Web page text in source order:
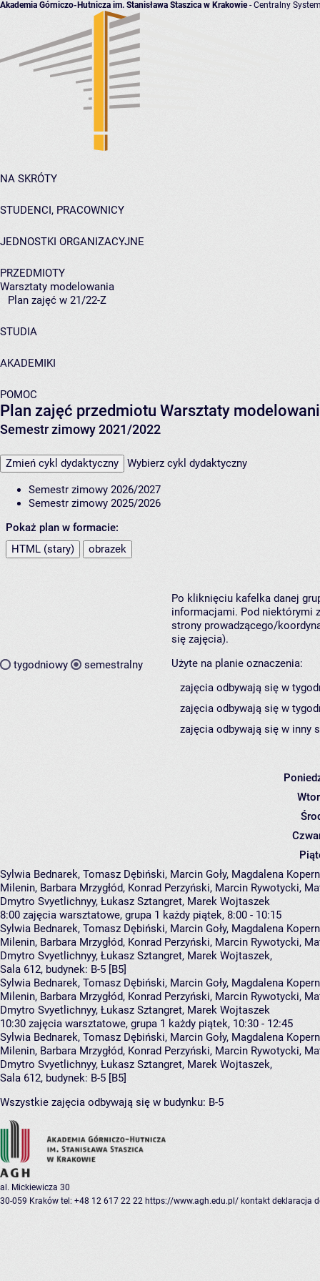
Akademia Górniczo-Hutnicza im. Stanisława Staszica w Krakowie- Centralny
NA SKRÓTY
STUDENCI, PRACOWNICY
JEDNOSTKI ORGANIZACYJNE
PRZEDMIOTY
Warsztaty modelowania
Plan zajęć w 21/22-Z
STUDIA
AKADEMIKI
POMOC
Plan zajęć przedmiotu Warsztaty
Semestr zimowy 2021/2022
Zmień cykl dydaktyczny Wybierz cykl dydaktyczny
Semestr zimowy 2026/2027
Semestr zimowy 2025/2026
Pokaż plan w formacie:
HTML (stary)
obrazek
tygodniowy semestralny
Po kliknięciu kafelka danej
informacjami. Pod niektórymi
strony prowadzącego/
się zajęcia).
Użyte na planie oznaczenia:
zajęcia odbywają się w
zajęcia odbywają się w
zajęcia odbywają się w inny
Sylwia Bednarek, Tomasz Dębiński, Marcin Goły, Magdalena
Milenin, Barbara Mrzygłód, Konrad Perzyński, Marcin Rywotycki,
Dmytro Svyetlichnyy, Łukasz Sztangret, Marek Wojtaszek
8:00 zajęcia warsztatowe, grupa 1 każdy piątek, 8:00 - 10:15
Sylwia Bednarek, Tomasz Dębiński, Marcin Goły, Magdalena
Milenin, Barbara Mrzygłód, Konrad Perzyński, Marcin Rywotycki,
Dmytro Svyetlichnyy, Łukasz Sztangret, Marek Wojtaszek,
Sala 612, budynek: B-5 [B5]
Sylwia Bednarek, Tomasz Dębiński, Marcin Goły, Magdalena
Milenin, Barbara Mrzygłód, Konrad Perzyński, Marcin Rywotycki,
Dmytro Svyetlichnyy, Łukasz Sztangret, Marek Wojtaszek
10:30 zajęcia warsztatowe, grupa 1 każdy piątek, 10:30 - 12:45
Sylwia Bednarek, Tomasz Dębiński, Marcin Goły, Magdalena
Milenin, Barbara Mrzygłód, Konrad Perzyński, Marcin Rywotycki,
Dmytro Svyetlichnyy, Łukasz Sztangret, Marek Wojtaszek,
Sala 612, budynek: B-5 [B5]
Wszystkie zajęcia odbywają się w budynku: B-5
al. Mickiewicza 30
30-059 Kraków tel: +48 12 617 22 22 https://www.agh.edu.pl/ kontakt deklaracja